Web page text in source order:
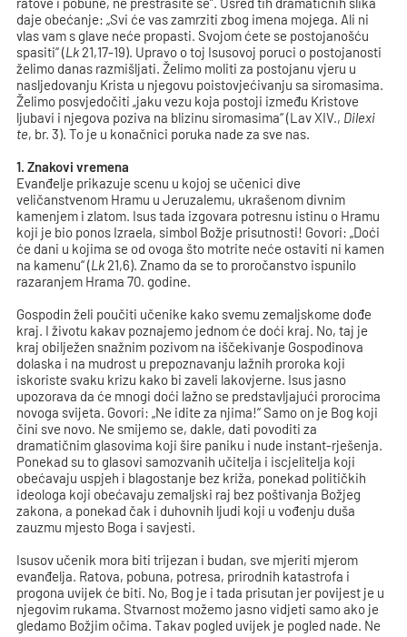
daje obećanje: „Svi će vas zamrziti zbog imena mojega. Ali ni
vlas vam s glave neće propasti. Svojom ćete se postojanošću
spasiti“ (Lk 21,17-19). Upravo o toj Isusovoj poruci o postojanosti
želimo danas razmišljati. Želimo moliti za postojanu vjeru u
nasljedovanju Krista u njegovu poistovjećivanju sa siromasima.
Želimo posvjedočiti „jaku vezu koja postoji između Kristove
ljubavi i njegova poziva na blizinu siromasima“ (Lav XIV., Dilexi
te, br. 3). To je u konačnici poruka nade za sve nas.
1. Znakovi vremena
Evanđelje prikazuje scenu u kojoj se učenici dive
veličanstvenom Hramu u Jeruzalemu, ukrašenom divnim
kamenjem i zlatom. Isus tada izgovara potresnu istinu o Hramu
koji je bio ponos Izraela, simbol Božje prisutnosti! Govori: „Doći
će dani u kojima se od ovoga što motrite neće ostaviti ni kamen
na kamenu“ (Lk 21,6). Znamo da se to proročanstvo ispunilo
razaranjem Hrama 70. godine.
Gospodin želi poučiti učenike kako svemu zemaljskome dođe
kraj. I životu kakav poznajemo jednom će doći kraj. No, taj je
kraj obilježen snažnim pozivom na iščekivanje Gospodinova
dolaska i na mudrost u prepoznavanju lažnih proroka koji
iskoriste svaku krizu kako bi zaveli lakovjerne. Isus jasno
upozorava da će mnogi doći lažno se predstavljajući prorocima
novoga svijeta. Govori: „Ne idite za njima!“ Samo on je Bog koji
čini sve novo. Ne smijemo se, dakle, dati povoditi za
dramatičnim glasovima koji šire paniku i nude instant-rješenja.
Ponekad su to glasovi samozvanih učitelja i iscjelitelja koji
obećavaju uspjeh i blagostanje bez križa, ponekad političkih
ideologa koji obećavaju zemaljski raj bez poštivanja Božjeg
zakona, a ponekad čak i duhovnih ljudi koji u vođenju duša
zauzmu mjesto Boga i savjesti.
Isusov učenik mora biti trijezan i budan, sve mjeriti mjerom
evanđelja. Ratova, pobuna, potresa, prirodnih katastrofa i
progona uvijek će biti. No, Bog je i tada prisutan jer povijest je u
njegovim rukama. Stvarnost možemo jasno vidjeti samo ako je
gledamo Božjim očima. Takav pogled uvijek je pogled nade. Ne